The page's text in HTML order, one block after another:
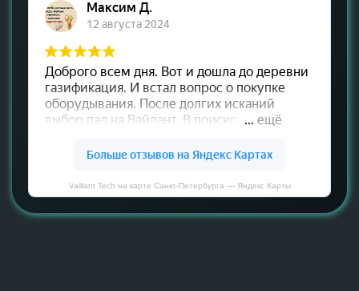
Vaillant Tech на карте Санкт‑Петербурга — Яндекс Карты